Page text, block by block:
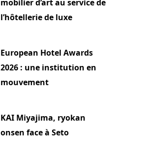
mobilier d’art au service de
l’hôtellerie de luxe
European Hotel Awards
2026 : une institution en
mouvement
KAI Miyajima, ryokan
onsen face à Seto